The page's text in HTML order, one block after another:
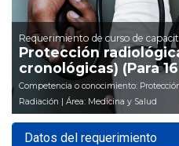
Requerimiento de curso de
Protección
cronológicas) (Para
Competencia o conocimiento:
Radiación | Área: Medicina y Salud
Datos del requerimiento